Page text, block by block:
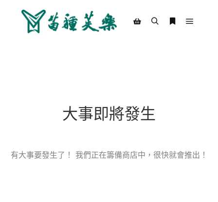
大事即將發生
有大事要發生了！ 我們正在籌備商店中，很快就會推出！